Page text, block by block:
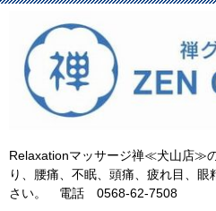
Relaxationマッサージ禅≪犬山店≫
り、腰痛、不眠、頭痛、疲れ目、
さい。 電話 0568-62-7508